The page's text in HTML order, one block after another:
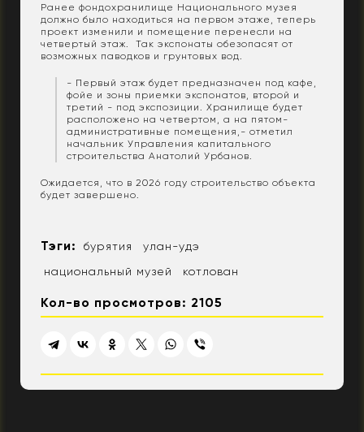
Ранее фондохранилище Национального музея
должно было находиться на первом этаже, теперь
проект изменили и помещение перенесли на
четвертый этаж. Так экспонаты обезопасят от
возможных паводков и грунтовых вод.
- Первый этаж будет предназначен под кафе,
фойе и зоны приемки экспонатов, второй и
третий - под экспозиции. Хранилище будет
расположено на четвертом, а на пятом-
административные помещения,- отметил
начальник Управления капитального
строительства Анатолий Урбанов.
Ожидается, что в 2026 году строительство объекта
будет завершено.
Тэги: бурятия
улан-удэ
национальный музей
котлован
Кол-во просмотров: 2105